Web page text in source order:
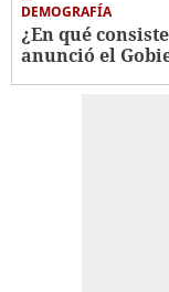
DEMOGRAFÍA
¿En qué
anunció el